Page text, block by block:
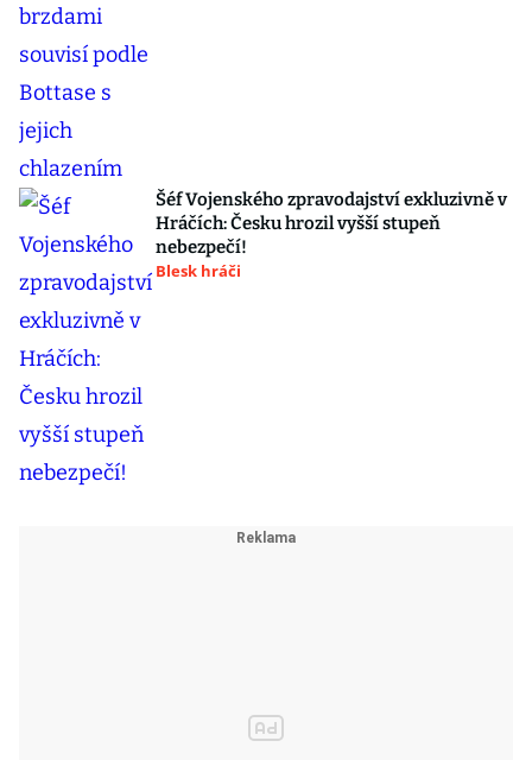
Šéf Vojenského zpravodajství exkluzivně v
Hráčích: Česku hrozil vyšší stupeň
nebezpečí!
Blesk hráči